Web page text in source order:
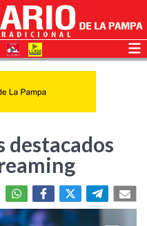
destacados